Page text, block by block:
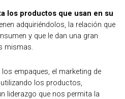
los productos que usan en su
adquiriéndolos, la relación que
y que le dan una gran
mismas.
empaques, el marketing de
los productos,
liderazgo que nos permita la